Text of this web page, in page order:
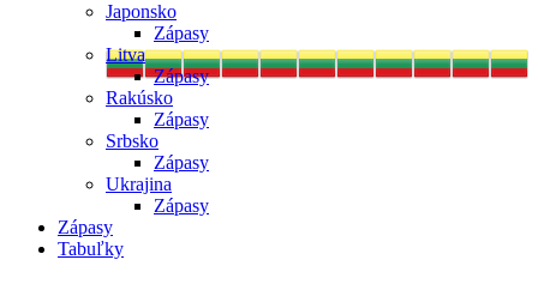
Japonsko
Zápasy
Litva
Zápasy
Rakúsko
Zápasy
Srbsko
Zápasy
Ukrajina
Zápasy
Zápasy
Tabuľky